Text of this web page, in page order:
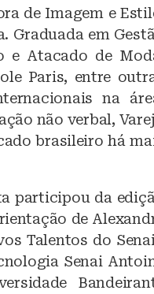
de Imagem e
Graduada em
e Atacado de
Paris, entre
na
não verbal,
brasileiro há
participou da
de
Talentos do
Senai